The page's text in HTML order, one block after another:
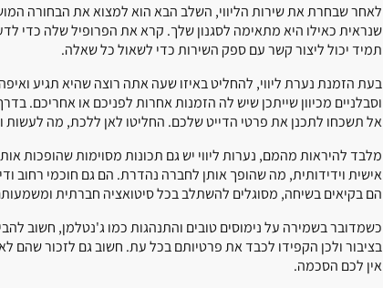
לאחר שבחרת את שירות הליווי, השלב הבא הוא למצוא את הבחורה
שנראית כאילו היא מתאימה לסגנון שלך. קרא את הפרופיל שלה כדי
תמיד יכול ליצור קשר עם ספק השירות כדי לשאול כל שאלה.
בעת הזמנת נערת ליווי, להחליט באיזו שעה אתה רוצה שהיא תגיע
וסבלניים מכיוון שייתכן שיש לה הזמנות אחרות לפניכם או
אל תשכחו לתכנן את פרטי הדייט שלכם. החליטו לאן ללכת, מה לעשות
מלבד להיראות מהמם, נערות ליווי יש גם תכונות מסוימות שהופכות
אישית וידידותית, מה שהופך אותן לחברה נהדרת. הם גם חוכמי רחוב
הם בקיאים בשיחה, מסוגלים להשתלב בכל סיטואציה חברתית
כשמדובר בשמירה על נימוסים טובים והתנהגות כמו ג'נטלמן, חשוב
בציבור ולכן הקפידו לכבד את פרטיותם בכל עת. חשוב גם לזכור שהם
אין לכם הסכמה.